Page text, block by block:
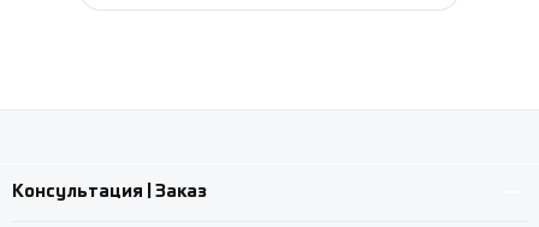
Консультация | Заказ